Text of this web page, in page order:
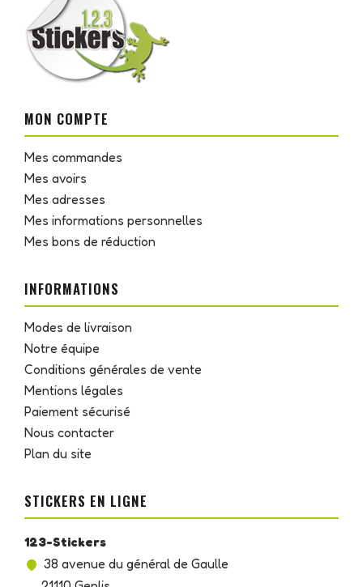
MON COMPTE
Mes commandes
Mes avoirs
Mes adresses
Mes informations personnelles
Mes bons de réduction
INFORMATIONS
Modes de livraison
Notre équipe
Conditions générales de vente
Mentions légales
Paiement sécurisé
Nous contacter
Plan du site
STICKERS EN LIGNE
123-Stickers
38 avenue du général de Gaulle